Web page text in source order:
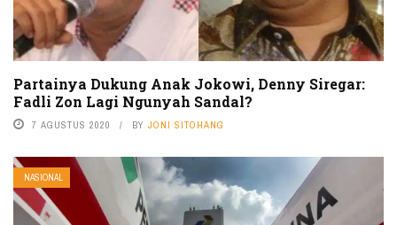
Partainya Dukung Anak Jokowi, Denny Siregar:
Fadli Zon Lagi Ngunyah Sandal?
7 AGUSTUS 2020 BY JONI SITOHANG
NASIONAL